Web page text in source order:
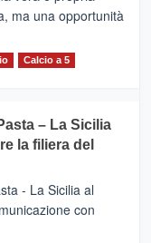
ma una opportunità
Calcio a 5
– La Sicilia
la filiera del
- La Sicilia al
con